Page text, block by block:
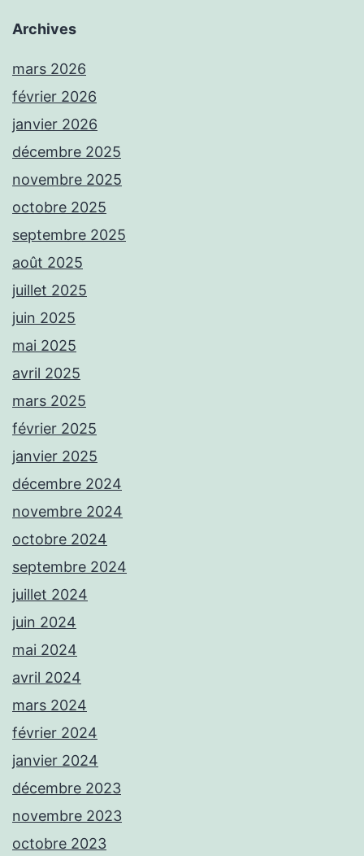
Archives
mars 2026
février 2026
janvier 2026
décembre 2025
novembre 2025
octobre 2025
septembre 2025
août 2025
juillet 2025
juin 2025
mai 2025
avril 2025
mars 2025
février 2025
janvier 2025
décembre 2024
novembre 2024
octobre 2024
septembre 2024
juillet 2024
juin 2024
mai 2024
avril 2024
mars 2024
février 2024
janvier 2024
décembre 2023
novembre 2023
octobre 2023